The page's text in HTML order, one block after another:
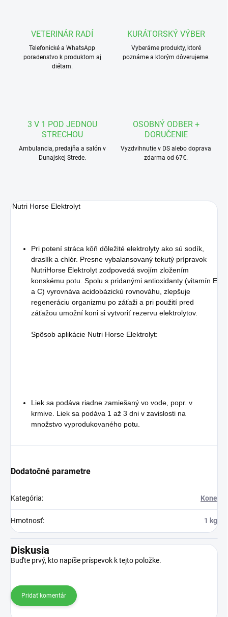
VETERINÁR RADÍ
Telefonické a WhatsApp
poradenstvo k produktom aj
diétam.
KURÁTORSKÝ VÝBER
Vyberáme produkty, ktoré
poznáme a ktorým dôverujeme.
3 V 1 POD JEDNOU
STRECHOU
Ambulancia, predajňa a salón v
Dunajskej Strede.
OSOBNÝ ODBER +
DORUČENIE
Vyzdvihnutie v DS alebo doprava
zdarma od 67€.
Nutri Horse Elektrolyt
Pri potení stráca kôň dôležité elektrolyty ako sú sodík,
draslík a chlór. Presne vybalansovaný tekutý prípravok
NutriHorse Elektrolyt zodpovedá svojím zložením
konskému potu. Spolu s pridanými antioxidanty (vitamín E
a C) vyrovnáva acidobázickú rovnováhu, zlepšuje
regeneráciu organizmu po záťaži a pri použití pred
záťažou umožní koni si vytvoriť rezervu elektrolytov.
Spôsob aplikácie Nutri Horse Elektrolyt:
Liek sa podáva riadne zamiešaný vo vode, popr. v
krmive. Liek sa podáva 1 až 3 dni v zavislosti na
množstvo vyprodukovaného potu.
Dodatočné parametre
Kategória: Kone
Hmotnosť: 1 kg
Diskusia
Buďte prvý, kto napíše príspevok k tejto položke.
Pridať komentár